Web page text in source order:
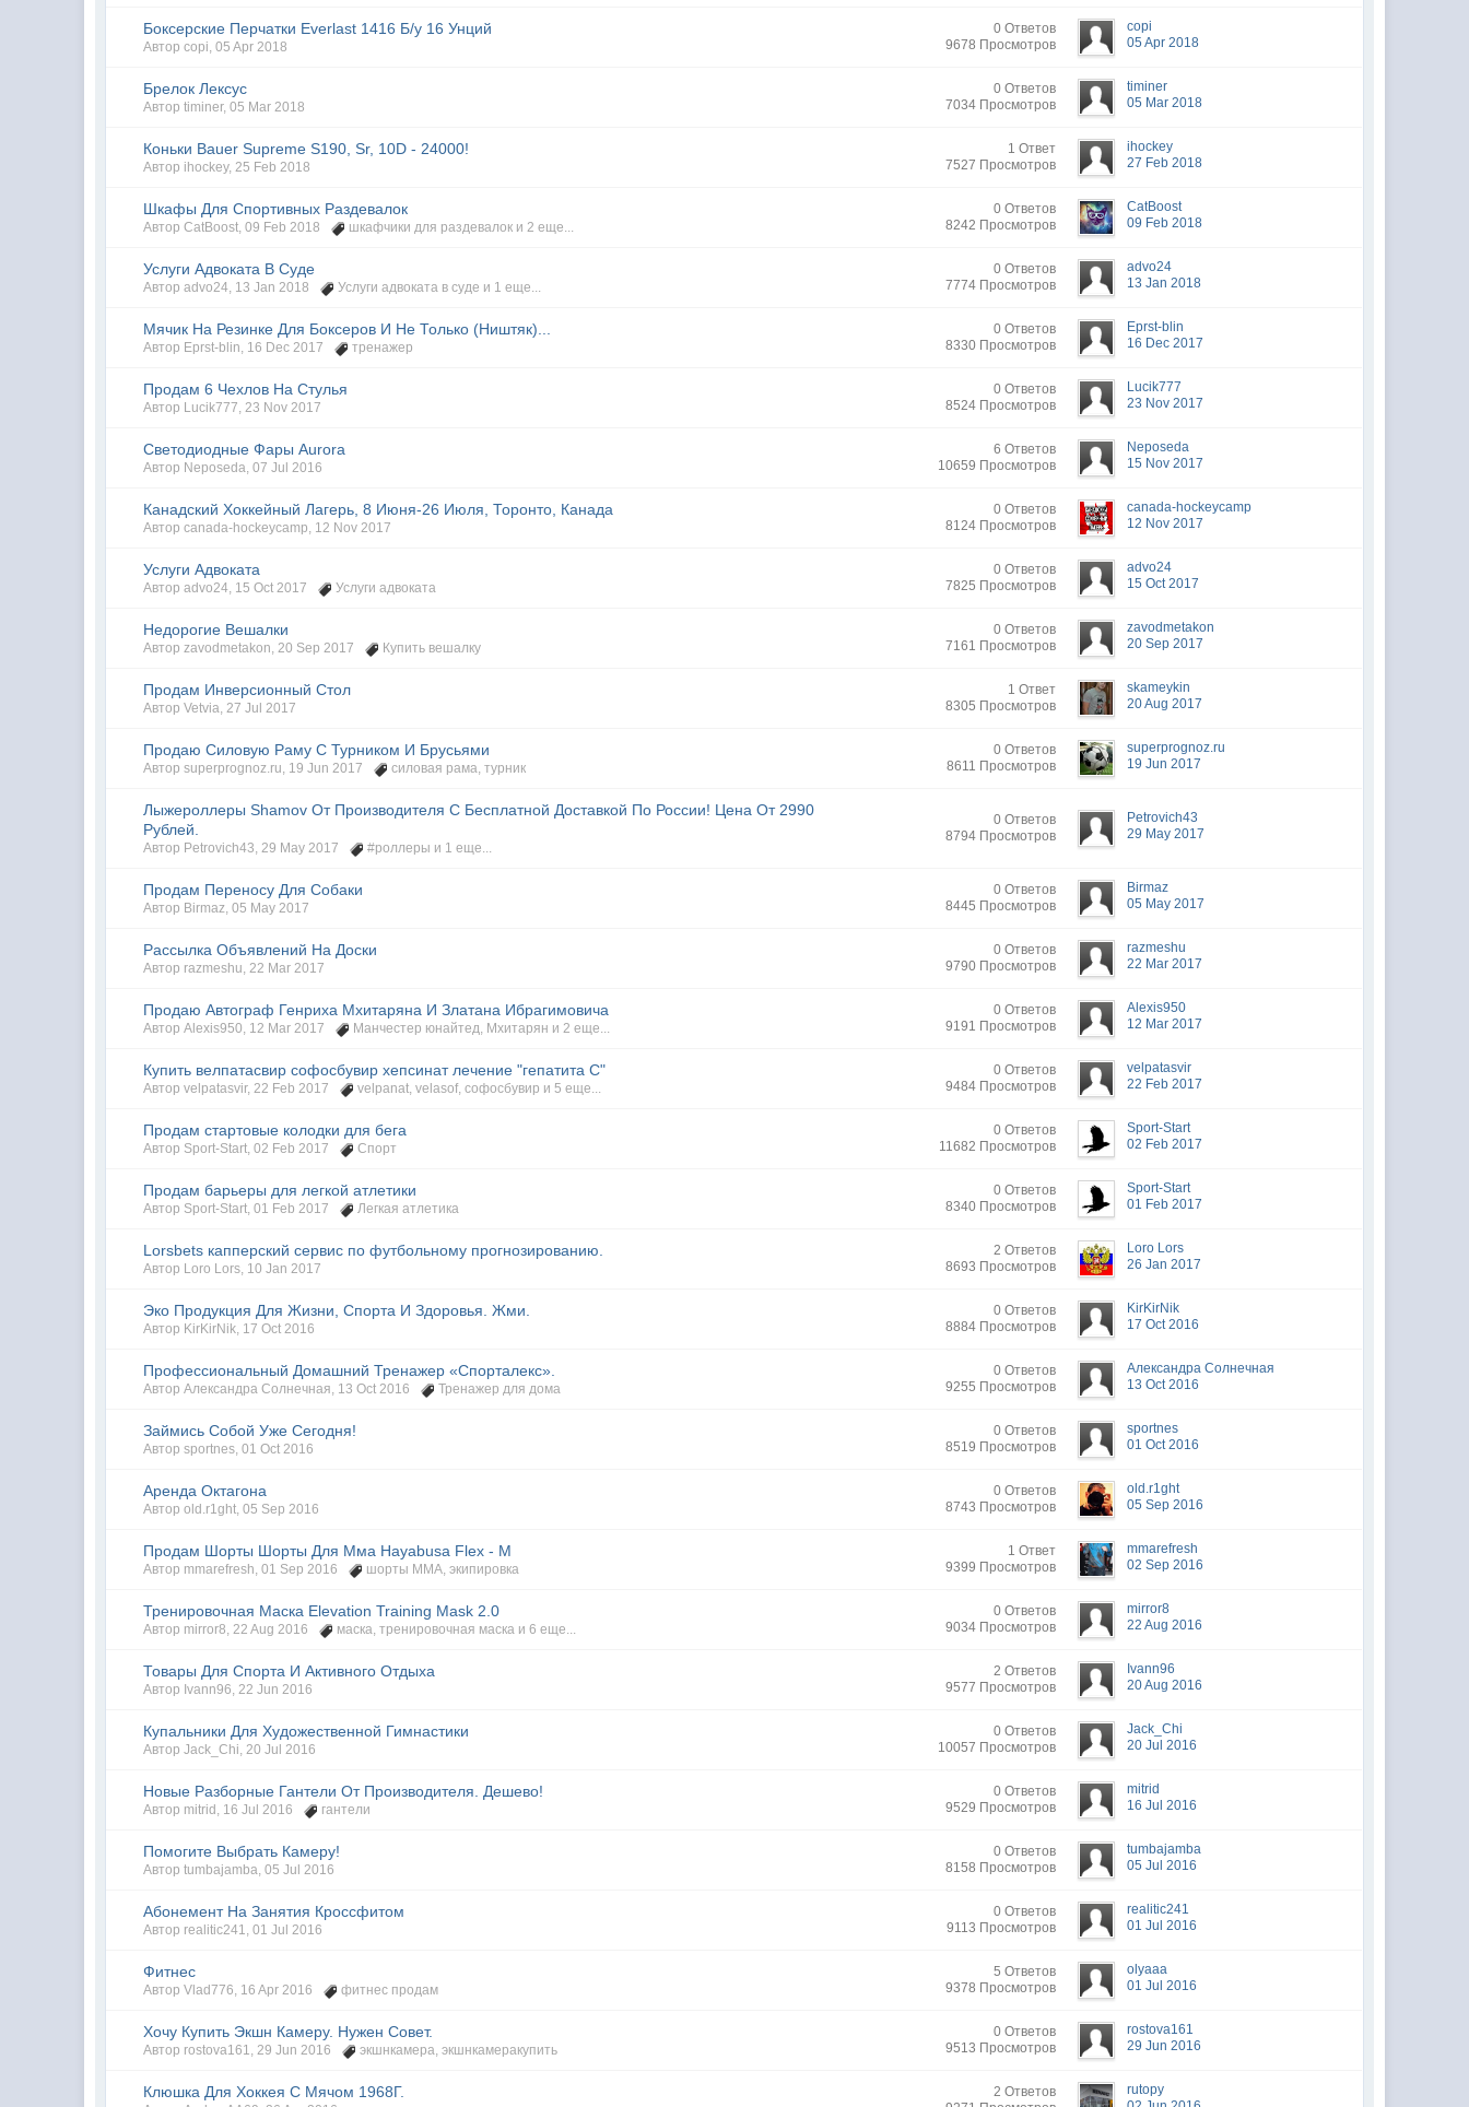
Боксерские Перчатки Everlast 1416 Б/у 16 Унций
Авторcopi,05 Apr 2018
0 Ответов
9678 Просмотров
copi
05 Apr 2018
Брелок Лексус
Авторtiminer,05 Mar 2018
0 Ответов
7034 Просмотров
timiner
05 Mar 2018
Коньки Bauer Supreme S190, Sr, 10D - 24000!
Автор ihockey,25 Feb 2018
1 Ответ
7527 Просмотров
ihockey
27 Feb 2018
Шкафы Для Спортивных Раздевалок
АвторCatBoost,09 Feb 2018 шкафчики для раздевалок и 2 еще...
0 Ответов
8242 Просмотров
CatBoost
09 Feb 2018
Услуги Адвоката В Суде
Авторadvo24, 13 Jan 2018 Услуги адвоката в суде и 1 еще...
0 Ответов
7774 Просмотров
advo24
13 Jan 2018
Мячик На Резинке Для Боксеров И Не Только (Ништяк)...
Автор Eprst-blin, 16 Dec 2017 тренажер
0 Ответов
8330 Просмотров
Eprst-blin
16 Dec 2017
Продам 6 Чехлов На Стулья
Автор Lucik777,23 Nov 2017
0 Ответов
8524 Просмотров
Lucik777
23 Nov 2017
Светодиодные Фары Aurora
Автор Neposeda,07 Jul 2016
6 Ответов
10659 Просмотров
Neposeda
15 Nov 2017
Канадский Хоккейный Лагерь, 8 Июня-26 Июля, Торонто, Канада
Авторcanada-hockeycamp, 12 Nov 2017
0 Ответов
8124 Просмотров
canada-hockeycamp
12 Nov 2017
Услуги Адвоката
Авторadvo24, 15 Oct 2017 Услуги адвоката
0 Ответов
7825 Просмотров
advo24
15 Oct 2017
Недорогие Вешалки
Авторzavodmetakon,20 Sep 2017 Купить вешалку
0 Ответов
7161 Просмотров
zavodmetakon
20 Sep 2017
Продам Инверсионный Стол
АвторVetvia,27 Jul 2017
1 Ответ
8305 Просмотров
skameykin
20 Aug 2017
Продаю Силовую Раму С Турником И Брусьями
Авторsuperprognoz.ru, 19 Jun 2017 силовая рама,турник
0 Ответов
8611 Просмотров
superprognoz.ru
19 Jun 2017
Лыжероллеры Shamov От Производителя С Бесплатной Доставкой По России! Цена От 2990
Рублей.
Автор Petrovich43,29 May 2017 #роллеры и 1 еще...
0 Ответов
8794 Просмотров
Petrovich43
29 May 2017
Продам Переносу Для Собаки
Автор Birmaz,05 May 2017
0 Ответов
8445 Просмотров
Birmaz
05 May 2017
Рассылка Объявлений На Доски
Автор razmeshu,22 Mar 2017
0 Ответов
9790 Просмотров
razmeshu
22 Mar 2017
Продаю Автограф Генриха Мхитаряна И Златана Ибрагимовича
АвторAlexis950, 12 Mar 2017 Манчестер юнайтед, Мхитарян и 2 еще...
0 Ответов
9191 Просмотров
Alexis950
12 Mar 2017
Купить велпатасвир софосбувир хепсинат лечение "гепатита С"
Авторvelpatasvir,22 Feb 2017 velpanat,velasof,софосбувир и 5 еще...
0 Ответов
9484 Просмотров
velpatasvir
22 Feb 2017
Продам стартовые колодки для бега
Автор Sport-Start,02 Feb 2017 Спорт
0 Ответов
11682 Просмотров
Sport-Start
02 Feb 2017
Продам барьеры для легкой атлетики
Автор Sport-Start,01 Feb 2017 Легкая атлетика
0 Ответов
8340 Просмотров
Sport-Start
01 Feb 2017
Lorsbets капперский сервис по футбольному прогнозированию.
Автор Loro Lors, 10 Jan 2017
2 Ответов
8693 Просмотров
Loro Lors
26 Jan 2017
Эко Продукция Для Жизни, Спорта И Здоровья. Жми.
Автор KirKirNik, 17 Oct 2016
0 Ответов
8884 Просмотров
KirKirNik
17 Oct 2016
Профессиональный Домашний Тренажер «Спорталекс».
АвторАлександра Солнечная, 13 Oct 2016 Тренажер для дома
0 Ответов
9255 Просмотров
Александра Солнечная
13 Oct 2016
Займись Собой Уже Сегодня!
Авторsportnes,01 Oct 2016
0 Ответов
8519 Просмотров
sportnes
01 Oct 2016
Аренда Октагона
Авторold.r1ght,05 Sep 2016
0 Ответов
8743 Просмотров
old.r1ght
05 Sep 2016
Продам Шорты Шорты Для Мма Hayabusa Flex - M
Автор mmarefresh,01 Sep 2016 шорты ММА,экипировка
1 Ответ
9399 Просмотров
mmarefresh
02 Sep 2016
Тренировочная Маска Elevation Training Mask 2.0
Автор mirror8,22 Aug 2016 маска,тренировочная маска и 6 еще...
0 Ответов
9034 Просмотров
mirror8
22 Aug 2016
Товары Для Спорта И Активного Отдыха
Автор Ivann96,22 Jun 2016
2 Ответов
9577 Просмотров
Ivann96
20 Aug 2016
Купальники Для Художественной Гимнастики
АвторJack_Chi,20 Jul 2016
0 Ответов
10057 Просмотров
Jack_Chi
20 Jul 2016
Новые Разборные Гантели От Производителя. Дешево!
Автор mitrid , 16 Jul 2016 гантели
0 Ответов
9529 Просмотров
mitrid
16 Jul 2016
Помогите Выбрать Камеру!
Авторtumbajamba,05 Jul 2016
0 Ответов
8158 Просмотров
tumbajamba
05 Jul 2016
Абонемент На Занятия Кроссфитом
Автор realitic241,01 Jul 2016
0 Ответов
9113 Просмотров
realitic241
01 Jul 2016
Фитнес
АвторVlad776, 16 Apr 2016 фитнес продам
5 Ответов
9378 Просмотров
olyaaa
01 Jul 2016
Хочу Купить Экшн Камеру. Нужен Совет.
Автор rostova161,29 Jun 2016 экшнкамера,экшнкамеракупить
0 Ответов
9513 Просмотров
rostova161
29 Jun 2016
Клюшка Для Хоккея С Мячом 1968Г.
2 Ответов
rutopy